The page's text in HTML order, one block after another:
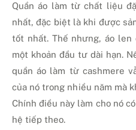
Quần áo làm từ chất liệu
nhất, đặc biệt là khi được
tốt nhất. Thế nhưng, áo len
một khoản đầu tư dài hạn.
quần áo làm từ cashmere
của nó trong nhiều năm mà
Chính điều này làm cho nó
hệ tiếp theo.